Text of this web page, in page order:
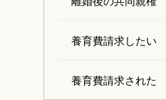
養育費請求したい
養育費請求された